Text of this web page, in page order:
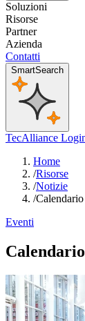
Soluzioni
Risorse
Partner
Azienda
Contatti
SmartSearch
TecAlliance
Home
/Risorse
/Notizie
/
Eventi